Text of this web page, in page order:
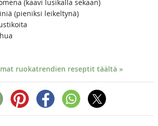
(kaavi lusikalla sekaan)
(pieniksi leikeltynä)
ruokatrendien reseptit täältä »